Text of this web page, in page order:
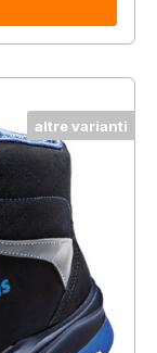
altre varianti